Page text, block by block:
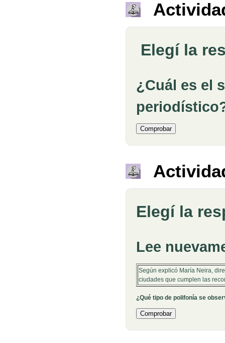
Elegí la
¿Cuál es el
Elegí la
Lee
Según explicó María Neira,
ciudades que cumplen las
¿Qué tipo de polifonía se